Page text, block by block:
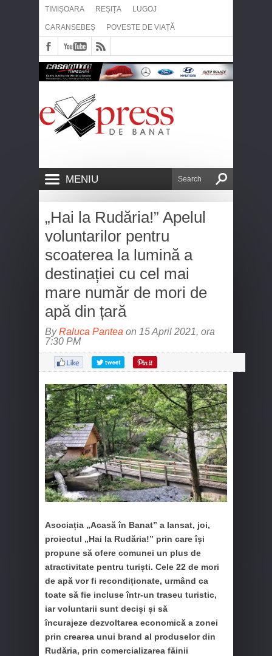
TIMIȘOARA REȘIȚA LUGOJ
CARANSEBEȘ POVESTE DE VIAȚĂ
MENIU
„Hai la Rudăria!” Apelul
voluntarilor pentru
scoaterea la lumină a
destinației cu cel mai
mare număr de mori de
apă din țară
ByRaluca Pantea on 15 April 2021, ora
7:30 PM
Asociația „Acasă în Banat” a lansat, joi,
proiectul „Hai la Rudăria!” prin care își
propune să ofere comunei un plus de
atractivitate pentru turiști. Cele 22 de mori
de apă vor fi recondiționate, urmând ca
toate să fie incluse într-un traseu turistic,
iar voluntarii sunt deciși și să
încurajeze dezvoltarea economică a zonei
prin crearea unui brand al produselor din
Rudăria, prin comercializarea făinii